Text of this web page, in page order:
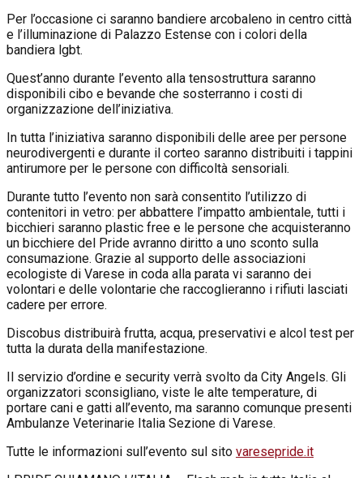
Per l’occasione ci saranno bandiere arcobaleno in centro città
e l’illuminazione di Palazzo Estense con i colori della
bandiera lgbt.
Quest’anno durante l’evento alla tensostruttura saranno
disponibili cibo e bevande che sosterranno i costi di
organizzazione dell’iniziativa.
In tutta l’iniziativa saranno disponibili delle aree per persone
neurodivergenti e durante il corteo saranno distribuiti i tappini
antirumore per le persone con difficoltà sensoriali.
Durante tutto l’evento non sarà consentito l’utilizzo di
contenitori in vetro: per abbattere l’impatto ambientale, tutti i
bicchieri saranno plastic free e le persone che acquisteranno
un bicchiere del Pride avranno diritto a uno sconto sulla
consumazione. Grazie al supporto delle associazioni
ecologiste di Varese in coda alla parata vi saranno dei
volontari e delle volontarie che raccoglieranno i rifiuti lasciati
cadere per errore.
Discobus distribuirà frutta, acqua, preservativi e alcol test per
tutta la durata della manifestazione.
Il servizio d’ordine e security verrà svolto da City Angels. Gli
organizzatori sconsigliano, viste le alte temperature, di
portare cani e gatti all’evento, ma saranno comunque presenti
Ambulanze Veterinarie Italia Sezione di Varese.
Tutte le informazioni sull’evento sul sito varesepride.it